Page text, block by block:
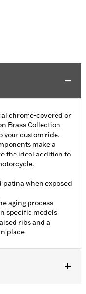
chrome-covered or
Brass Collection
your custom ride.
make a
the ideal addition to
patina when exposed
aging process
specific models
ribs and a
place